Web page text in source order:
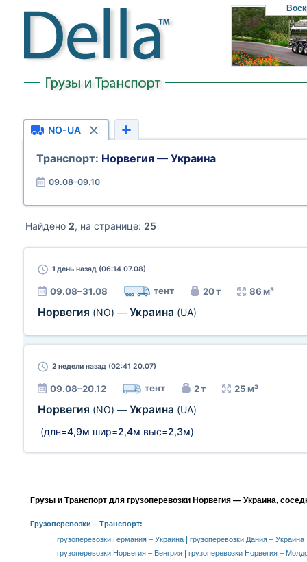
NO-UA
Транспорт: Норвегия — Украина
09.08–09.10
Найдено 2, на странице: 25
1 день назад (06:14 07.08)
09.08–31.08 тент 20 т 86 м³
Норвегия (NO) — Украина (UA)
2 недели назад (02:41 20.07)
09.08–20.12 тент 2 т 25 м³
Норвегия (NO) — Украина (UA)
(длн=4,9м шир=2,4м выс=2,3м)
Грузы и Транспорт для грузоперевозки Норвегия — Украина,
Грузоперевозки – Транспорт:
грузоперевозки Германия – Украина| грузоперевозки Дания – Украина
грузоперевозки Норвегия – Венгрия|
грузоперевозки Норвегия –